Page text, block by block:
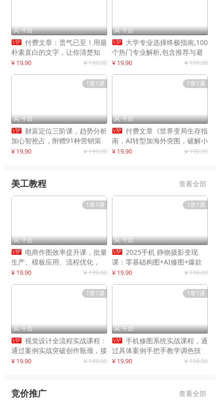
 千启
 付费文章：贵气已至！用最
朴素直白的文字，让你清楚知
道，该如何接住这一次时代的泼
¥ 19.90 ¥ 199.00
 千启
 大学专业选择终极指南,100
个热门专业解析,包含推荐与避
雷实用建议
¥ 19.90 ¥ 199.00
1章1课
 千启
 财富定位三阶课，趋势分析
加心智抢占，附赠91种营销策
略模型
¥ 19.90 ¥ 199.00
1章1课
 千启
 付费文章《世界变局生存指
南，AI转型加海外突围，破解小
城市生存陷阱》
¥ 19.90 ¥ 199.00
美工教程 查看全部
1章1课
 千启
 电商作图效率提升课，批量
生产、模板应用、流程优化，
20+细分品类实操案例，月赚3
¥ 19.90 ¥ 199.00
1章1课
 千启
 2025手机 静物摄影变现
课：零基础构图+AI修图+爆款
创作
¥ 19.90 ¥ 199.00
1章1课
 千启
 视觉设计全流程实战课程：
通过案例实战突破创作瓶颈，接
单月入20000+
¥ 19.90 ¥ 199.00
1章1课
 千启
 手机修图系统实战课程，通
过具体案例手把手教学调色技
巧，实现副业变现
¥ 19.90 ¥ 199.00
竞价推广 查看全部